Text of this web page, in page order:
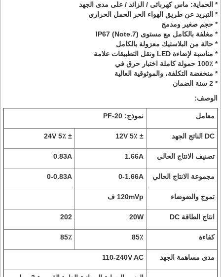
* الحماية: ماس كهربائى / الزائد / على مدى الجهد
* التبريد عن طريق الهواء الحر الحمل الحراري
* حجم صغير ومدمج
* مغلفة بالكامل مع مستوى IP67 (Note.7)
* حالة من البلاستيك معزولة بالكامل
* مناسبة لإضاءة LED ونقل التطبيقات علامة
* 100٪ حمولة كاملة اختبار حرق في
* منخفضة التكلفة، والموثوقية العالية
* 2 سنة الضمان
الوصف:
معامل نموذج: PF-20
DC الناتج الجهد ± 12V 5٪ ± 24V 5٪
تصنيف الانتاج الحالي 1.66A
0.83A
مجموعة الانتاج الحالي 0-1.66A
0-0.83A
تموج والضوضاء 120mVp ف
انتاج الطاقة DC 20W
202
كفاءة 85٪ 85٪
مدى مساهمة الجهد 110-240V AC